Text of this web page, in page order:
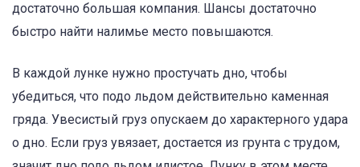
достаточно большая компания. Шансы достаточно
быстро найти налимье место повышаются.
В каждой лунке нужно простучать дно, чтобы
убедиться, что подо льдом действительно каменная
гряда. Увесистый груз опускаем до характерного удара
о дно. Если груз увязает, достается из грунта с трудом,